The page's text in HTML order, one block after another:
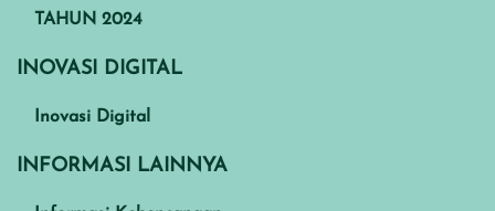
TAHUN 2024
INOVASI DIGITAL
Inovasi Digital
INFORMASI LAINNYA